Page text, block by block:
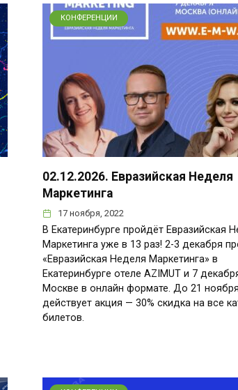
КОНФЕРЕНЦИИ
02.12.2026. Евразийская Неделя
Маркетинга
17 ноября, 2022
В Екатеринбурге пройдёт Евразийская
Маркетинга уже в 13 раз! 2-3 декабря
«Евразийская Неделя Маркетинга» в
Екатеринбурге отеле AZIMUT и 7
Москве в онлайн формате. До 21 ноября
действует акция — 30% скидка на все
билетов.